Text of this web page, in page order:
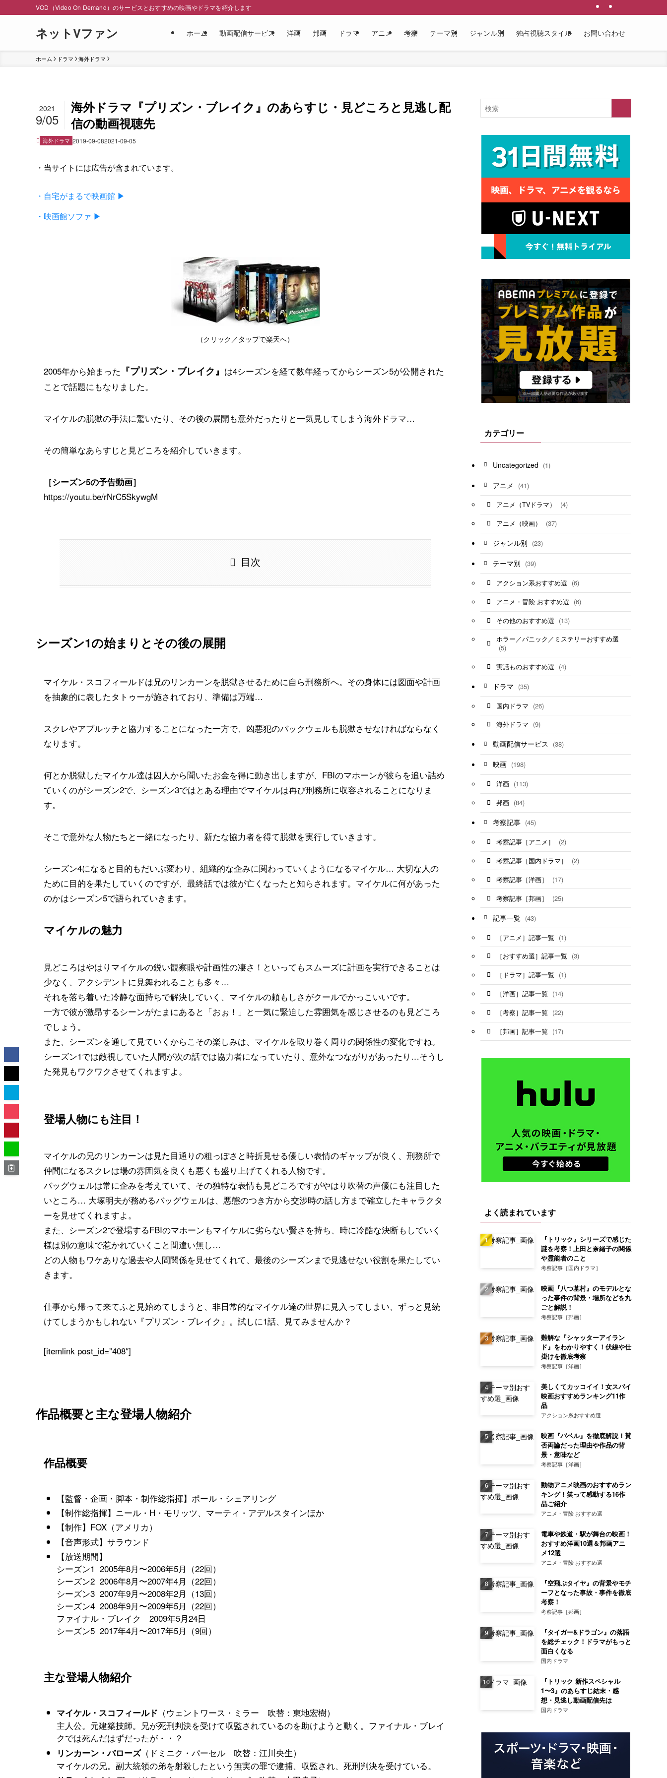
VOD（Video On Demand）のサービスとおすすめの映画やドラマを紹介します
ネットVファン ホーム 動画配信サービス 洋画 邦画 ドラマ アニメ 考察 テーマ別 ジャンル別 独占視聴スタイル お問い合わせ
ホーム ドラマ 海外ドラマ
海外ドラマ『プリズン・ブレイク』のあらすじ・見どころと見逃し配
信の動画視聴先
2021
9/05
海外ドラマ 2019-09-082021-09-05
・当サイトには広告が含まれています。
・自宅がまるで映画館 ▶
・映画館ソファ ▶
（クリック／タップで楽天へ）
2005年から始まった 『プリズン・ブレイク』 は4シーズンを経て数年経ってからシーズン5が公開された
ことで話題にもなりました。
マイケルの脱獄の手法に驚いたり、その後の展開も意外だったりと一気見してしまう海外ドラマ…
その簡単なあらすじと見どころを紹介していきます。
［シーズン5の予告動画］
https://youtu.be/rNrC5SkywgM
目次
シーズン1の始まりとその後の展開
マイケル・スコフィールドは兄のリンカーンを脱獄させるために自ら刑務所へ。その身体には図面や計画
を抽象的に表したタトゥーが施されており、準備は万端…
スクレやアブルッチと協力することになった一方で、凶悪犯のバックウェルも脱獄させなければならなく
なります。
何とか脱獄したマイケル達は囚人から聞いたお金を得に動き出しますが、FBIのマホーンが彼らを追い詰め
ていくのがシーズン2で、シーズン3ではとある理由でマイケルは再び刑務所に収容されることになりま
す。
そこで意外な人物たちと一緒になったり、新たな協力者を得て脱獄を実行していきます。
シーズン4になると目的もだいぶ変わり、組織的な企みに関わっていくようになるマイケル… 大切な人の
ために目的を果たしていくのですが、最終話では彼が亡くなったと知らされます。マイケルに何があった
のかはシーズン5で語られていきます。
マイケルの魅力
見どころはやはりマイケルの鋭い観察眼や計画性の凄さ！といってもスムーズに計画を実行できることは
少なく、アクシデントに見舞われることも多々…
それを落ち着いた冷静な面持ちで解決していく、マイケルの頼もしさがクールでかっこいいです。
一方で彼が激昂するシーンがたまにあると「おぉ！」と一気に緊迫した雰囲気を感じさせるのも見どころ
でしょう。
また、シーズンを通して見ていくからこその楽しみは、マイケルを取り巻く周りの関係性の変化ですね。
シーズン1では敵視していた人間が次の話では協力者になっていたり、意外なつながりがあったり…そうし
た発見もワクワクさせてくれますよ。
登場人物にも注目！
マイケルの兄のリンカーンは見た目通りの粗っぽさと時折見せる優しい表情のギャップが良く、刑務所で
仲間になるスクレは場の雰囲気を良くも悪くも盛り上げてくれる人物です。
バッグウェルは常に企みを考えていて、その独特な表情も見どころですがやはり吹替の声優にも注目した
いところ… 大塚明夫が務めるバッグウェルは、悪態のつき方から交渉時の話し方まで確立したキャラクタ
ーを見せてくれますよ。
また、シーズン2で登場するFBIのマホーンもマイケルに劣らない賢さを持ち、時に冷酷な決断もしていく
様は別の意味で惹かれていくこと間違い無し…
どの人物もワケありな過去や人間関係を見せてくれて、最後のシーズンまで見逃せない役割を果たしてい
きます。
仕事から帰って来てふと見始めてしまうと、非日常的なマイケル達の世界に見入ってしまい、ずっと見続
けてしまうかもしれない『プリズン・ブレイク』。試しに1話、見てみませんか？
[itemlink post_id=”408″]
作品概要と主な登場人物紹介
作品概要
【監督・企画・脚本・制作総指揮】ポール・シェアリング
【制作総指揮】ニール・H・モリッツ、マーティ・アデルスタインほか
【制作】FOX（アメリカ）
【音声形式】サラウンド
【放送期間】
シーズン1 2005年8月〜2006年5月（22回）
シーズン2 2006年8月〜2007年4月（22回）
シーズン3 2007年9月〜2008年2月（13回）
シーズン4 2008年9月〜2009年5月（22回）
ファイナル・ブレイク 2009年5月24日
シーズン5 2017年4月〜2017年5月（9回）
主な登場人物紹介
マイケル・スコフィールド （ウェントワース・ミラー 吹替：東地宏樹）
主人公。元建築技師。兄が死刑判決を受けて収監されているのを助けようと動く。ファイナル・ブレイ
クでは死んだはずだったが・・？
リンカーン・バローズ（ドミニク・パーセル 吹替：江川央生）
マイケルの兄。副大統領の弟を射殺したという無実の罪で逮捕、収監され、死刑判決を受けている。
カテゴリー
Uncategorized (1)
アニメ (41)
アニメ（TVドラマ） (4)
アニメ（映画） (37)
ジャンル別 (23)
テーマ別 (39)
アクション系おすすめ選 (6)
アニメ・冒険 おすすめ選 (6)
その他のおすすめ選 (13)
ホラー／パニック／ミステリーおすすめ選
(5)
実話ものおすすめ選 (4)
ドラマ (35)
国内ドラマ (26)
海外ドラマ (9)
動画配信サービス (38)
映画 (198)
洋画 (113)
邦画 (84)
考察記事 (45)
考察記事［アニメ］ (2)
考察記事［国内ドラマ］ (2)
考察記事［洋画］ (17)
考察記事［邦画］ (25)
記事一覧 (43)
［アニメ］記事一覧 (1)
［おすすめ選］記事一覧 (3)
［ドラマ］記事一覧 (1)
［洋画］記事一覧 (14)
［考察］記事一覧 (22)
［邦画］記事一覧 (17)
よく読まれています
『トリック』シリーズで感じた
謎を考察！上田と奈緒子の関係
や霊能者のこと
考察記事［国内ドラマ］
映画『八つ墓村』のモデルとな
った事件の背景・場所などを丸
ごと解説！
考察記事［邦画］
難解な『シャッターアイラン
ド』をわかりやすく！伏線や仕
掛けを徹底考察
考察記事［洋画］
美しくてカッコイイ！女スパイ
映画おすすめランキング11作
品
アクション系おすすめ選
映画『バベル』を徹底解説！賛
否両論だった理由や作品の背
景・意味など
考察記事［洋画］
動物アニメ映画のおすすめラン
キング！笑って感動する16作
品ご紹介
アニメ・冒険 おすすめ選
電車や鉄道・駅が舞台の映画！
おすすめ洋画10選＆邦画アニ
メ12選
アニメ・冒険 おすすめ選
『空飛ぶタイヤ』の背景やモチ
ーフとなった事故・事件を徹底
考察！
考察記事［邦画］
『タイガー&ドラゴン』の落語
を総チェック！ドラマがもっと
面白くなる
国内ドラマ
『トリック 新作スペシャル
1〜3』のあらすじ結末・感
想・見逃し動画配信先は
国内ドラマ